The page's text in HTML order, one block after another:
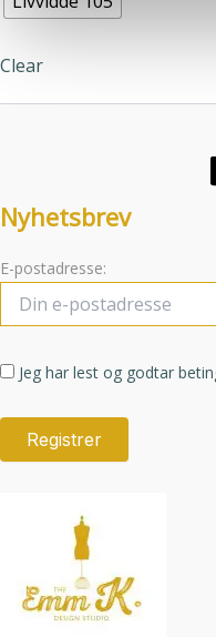
tjenestene deres.
Clear
Nyhetsbrev
E-postadresse:
Jeg har lest og godtar